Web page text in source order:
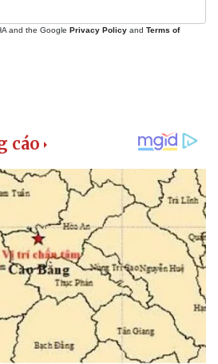
Tư vấn
and the Google Privacy Policy and Terms of